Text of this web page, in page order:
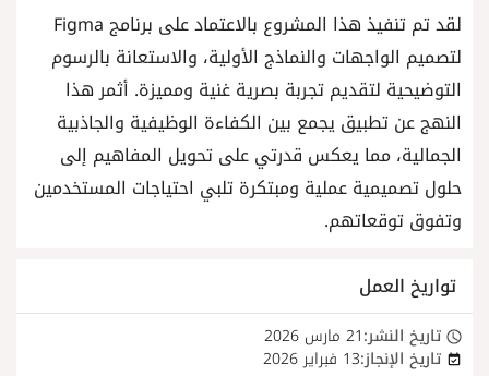
لقد تم تنفيذ هذا المشروع بالاعتماد على برنامج Figma
لتصميم الواجهات والنماذج الأولية، والاستعانة بالرسوم
التوضيحية لتقديم تجربة بصرية غنية ومميزة. أثمر هذا
النهج عن تطبيق يجمع بين الكفاءة الوظيفية والجاذبية
الجمالية، مما يعكس قدرتي على تحويل المفاهيم إلى
حلول تصميمية عملية ومبتكرة تلبي احتياجات المستخدمين
وتفوق توقعاتهم.
تواريخ العمل
تاريخ النشر:21 مارس 2026
تاريخ الإنجاز:13 فبراير 2026